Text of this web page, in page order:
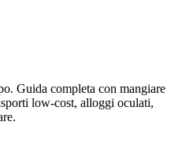
Guida completa con mangiare
low-cost, alloggi oculati,